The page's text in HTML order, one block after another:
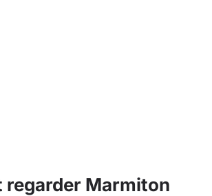
regarder Marmiton